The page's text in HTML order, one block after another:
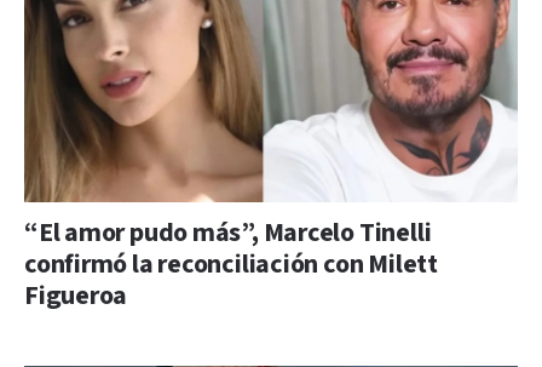
“El amor pudo más”, Marcelo Tinelli
confirmó la reconciliación con Milett
Figueroa